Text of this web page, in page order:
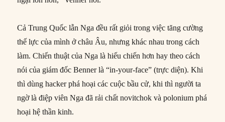
Cả Trung Quốc lẫn Nga đều rất giỏi trong việc tăng cường
thế lực của mình ở châu Âu, nhưng khác nhau trong cách
làm. Chiến thuật của Nga là hiếu chiến hơn hay theo cách
nói của giám đốc Benner là “in-your-face” (trực diện). Khi
thì dùng hacker phá hoại các cuộc bầu cử, khi thì người ta
ngờ là điệp viên Nga đã rải chất novitchok và polonium phá
hoại hệ thần kinh.